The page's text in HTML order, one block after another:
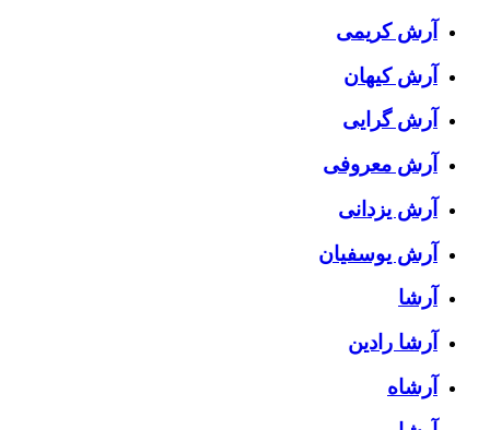
آرش کریمی
آرش کیهان
آرش گرایی
آرش معروفی
آرش یزدانی
آرش یوسفیان
آرشا
آرشا رادین
آرشاه